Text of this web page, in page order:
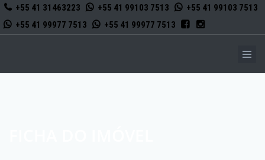
+55 41 31463223 +55 41 99103 7513
+55 41 99103 7513
+55 41 99977 7513
+55 41 99977 7513